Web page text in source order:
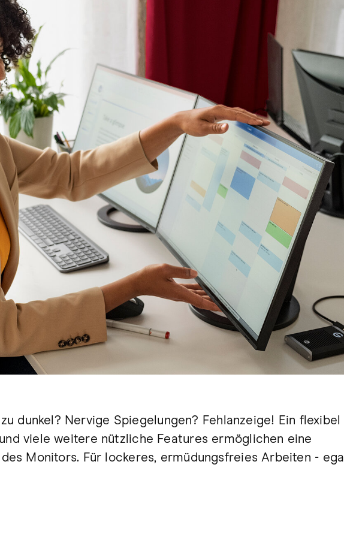
dunkel? Nervige Spiegelungen? Fehlanzeige! Ein flexibel
viele weitere nützliche Features ermöglichen eine
Monitors. Für lockeres, ermüdungsfreies Arbeiten - egal